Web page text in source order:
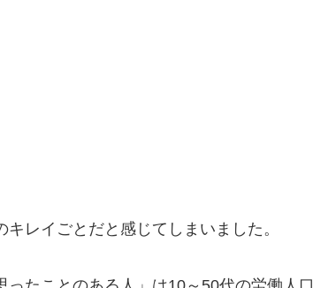
レイごとだと感じてしまいました。